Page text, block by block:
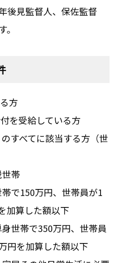
後見監督人、保佐監督
方
を受給している方
すべてに該当する方（世
世帯
帯で150万円、世帯員が1
加算した額以下
身世帯で350万円、世帯員
円を加算した額以下